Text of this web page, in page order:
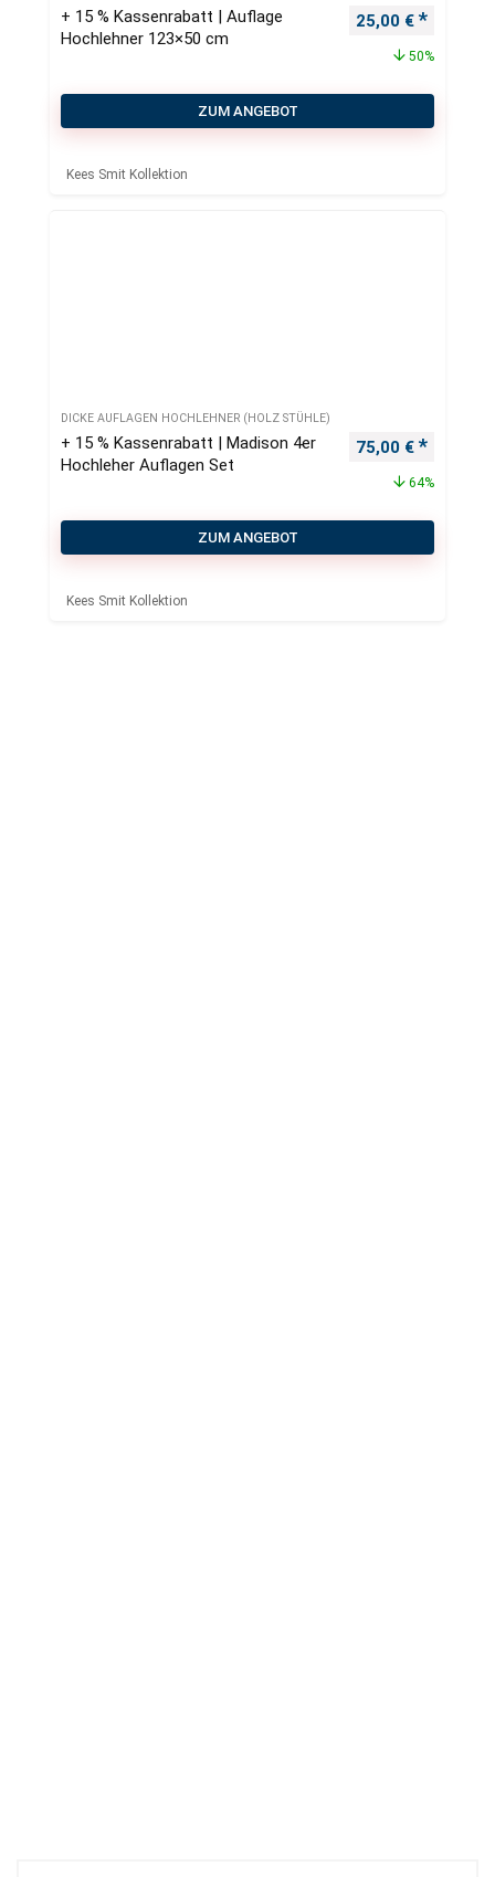
+ 15 % Kassenrabatt | Auflage
Hochlehner 123×50 cm
Ursprünglicher
25,00 €
50%
ZUM ANGEBOT
Kees Smit Kollektion
DICKE AUFLAGEN HOCHLEHNER (HOLZ STÜHLE)
+ 15 % Kassenrabatt | Madison 4er
Hochleher Auflagen Set
Ursprünglicher
75,00 €
64%
ZUM ANGEBOT
Kees Smit Kollektion